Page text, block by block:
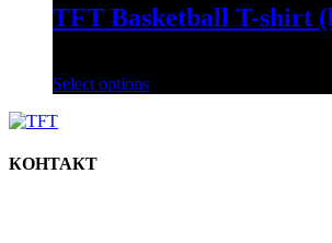
TFT Basketball T-shirt
Select options
КОНТАКТ